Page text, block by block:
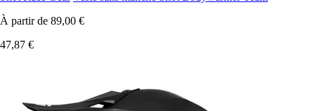
À partir de 89,00 €
47,87 €